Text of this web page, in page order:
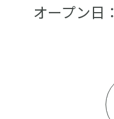
オープン日